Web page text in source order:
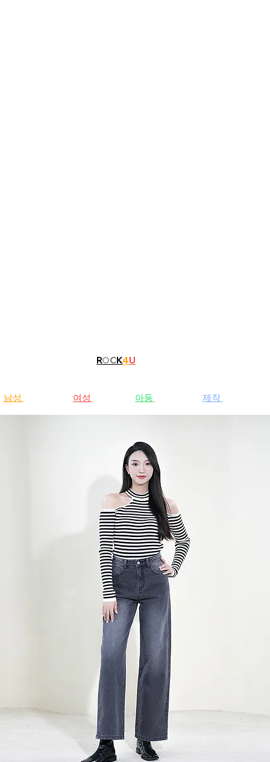
ROCK4U
남성 여성 아동 제작